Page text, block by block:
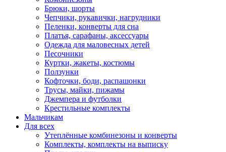
Брюки, шорты
Чепчики, рукавички, нагрудники
Пеленки, конверты для сна
Платья, сарафаны, аксессуары
Одежда для маловесных детей
Песочники
Куртки, жакеты, костюмы
Ползунки
Кофточки, боди, распашонки
Трусы, майки, пижамы
Джемпера и футболки
Крестильные комплекты
Мальчикам
Для всех
Утеплённые комбинезоны и конверты
Комплекты, комплекты на выписку